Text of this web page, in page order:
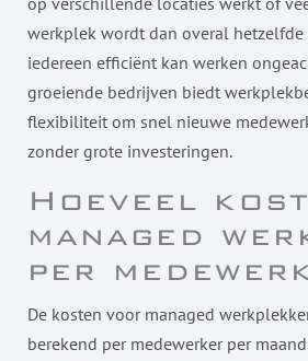
werkplek wordt dan overal
iedereen efficiënt kan werken
groeiende bedrijven biedt
flexibiliteit om snel nieuwe
zonder grote investeringen.
Hoeveel
managed
per
De kosten voor managed
berekend per medewerker per